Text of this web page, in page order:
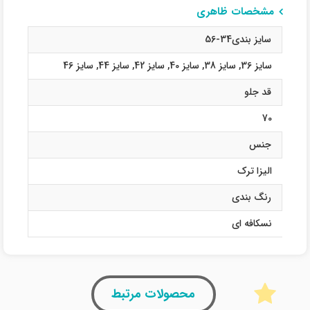
مشخصات ظاهری
سایز بندی34-56
سایز 36
, سایز 38 , سایز 40 , سایز 42 , سایز 44 , سایز 46
قد جلو
70
جنس
الیزا ترک
رنگ بندی
نسکافه ای
محصولات مرتبط